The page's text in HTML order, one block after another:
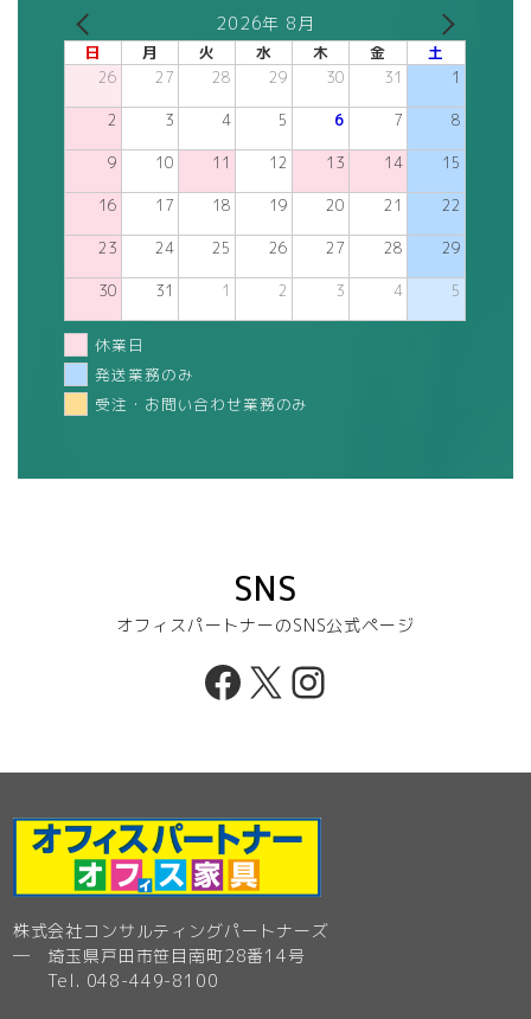
2026年 8月
日 月 火 水 木 金 土
26 27 28 29 30 31 1
2 3 4 5 6 7 8
9 10 11 12 13 14 15
16 17 18 19 20 21 22
23 24 25 26 27 28 29
30 31 1 2 3 4 5
休業日
発送業務のみ
受注・お問い合わせ業務のみ
SNS
オフィスパートナーのSNS公式ページ
Facebook
X Instagram
株式会社コンサルティングパートナーズ
─ 埼玉県戸田市笹目南町28番14号
Tel. 048-449-8100